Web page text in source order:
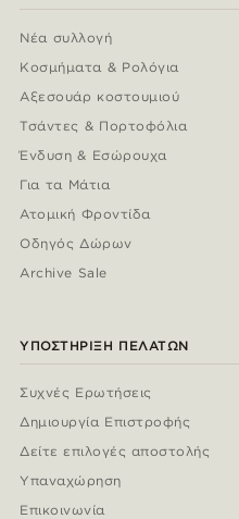
Νέα συλλογή
Κοσμήματα & Ρολόγια
Αξεσουάρ κοστουμιού
Τσάντες & Πορτοφόλια
Ένδυση & Εσώρουχα
Για τα Μάτια
Ατομική Φροντίδα
Οδηγός Δώρων
Archive Sale
ΥΠΟΣΤΉΡΙΞΗ ΠΕΛΑΤΏΝ
Συχνές Ερωτήσεις
Δημιουργία Επιστροφής
Δείτε επιλογές αποστολής
Υπαναχώρηση
Επικοινωνία